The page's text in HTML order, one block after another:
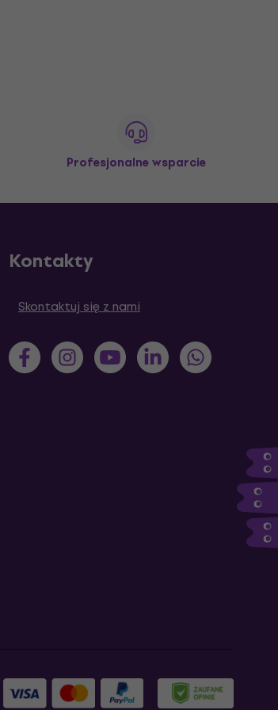
Profesjonalne wsparcie
Kontakty
Skontaktuj się z nami